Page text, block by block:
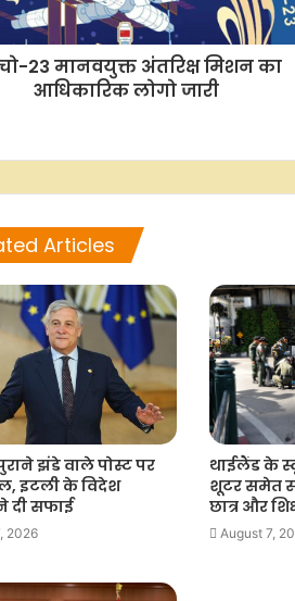
23 मानवयुक्त अंतरिक्ष मिशन का
आधिकारिक लोगो जारी
Articles
झंडे वाले पोस्ट पर
इटली के विदेश
दी सफाई
2026
थाईलैंड के
शूटर समेत
छात्र और
August 7,